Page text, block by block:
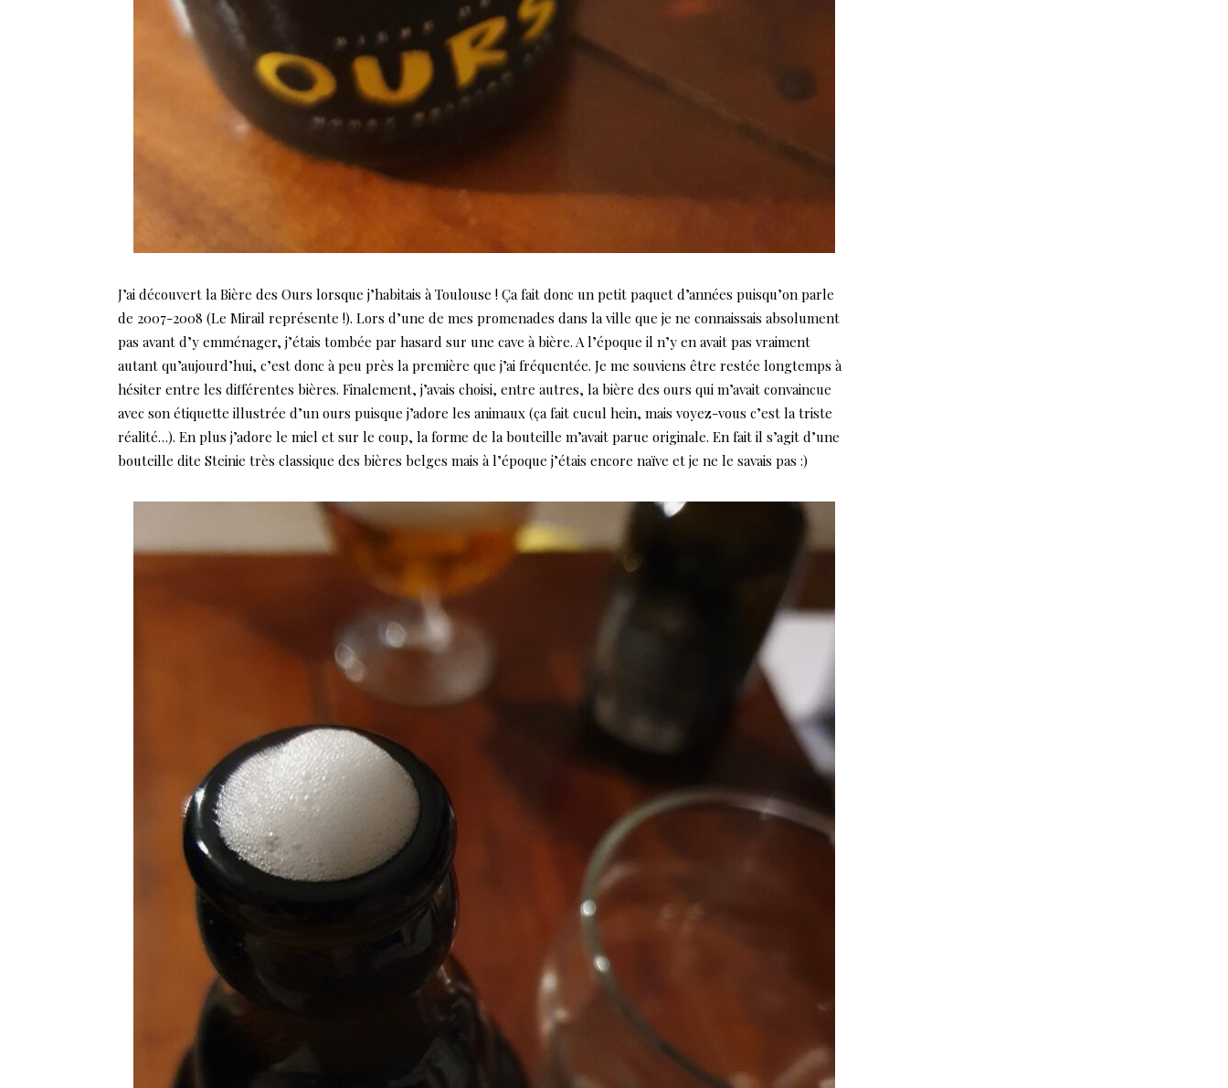
J’ai découvert la Bière des Ours lorsque j’habitais à Toulouse ! Ça fait donc un petit paquet d’années puisqu’on parle
de 2007-2008 (Le Mirail représente !). Lors d’une de mes promenades dans la ville que je ne connaissais absolument
pas avant d’y emménager, j’étais tombée par hasard sur une cave à bière. A l’époque il n’y en avait pas vraiment
autant qu’aujourd’hui, c’est donc à peu près la première que j’ai fréquentée. Je me souviens être restée longtemps à
hésiter entre les différentes bières. Finalement, j’avais choisi, entre autres, la bière des ours qui m’avait convaincue
avec son étiquette illustrée d’un ours puisque j’adore les animaux (ça fait cucul hein, mais voyez-vous c’est la triste
réalité…). En plus j’adore le miel et sur le coup, la forme de la bouteille m’avait parue originale. En fait il s’agit d’une
bouteille dite Steinie très classique des bières belges mais à l’époque j’étais encore naïve et je ne le savais pas :)